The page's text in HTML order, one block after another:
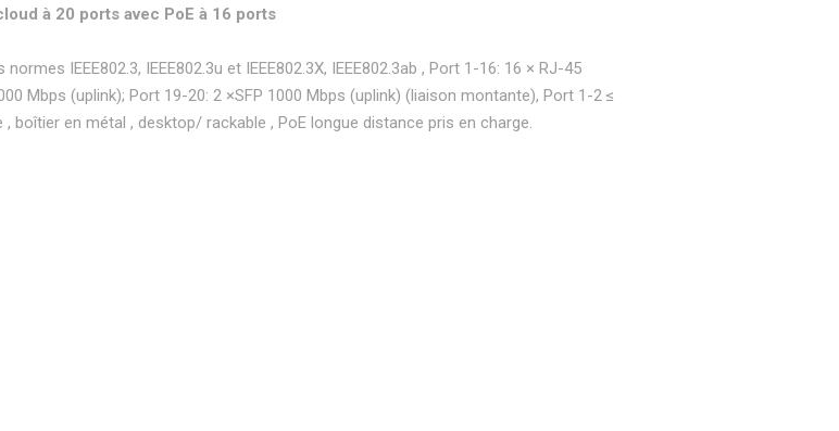
à 20 ports avec PoE à 16 ports
IEEE802.3, IEEE802.3u et IEEE802.3X, IEEE802.3ab , Port 1-16: 16 × RJ-45
Mbps (uplink); Port 19-20: 2 ×SFP 1000 Mbps (uplink) (liaison montante), Port 1-2 ≤
boîtier en métal , desktop/ rackable , PoE longue distance pris en charge.